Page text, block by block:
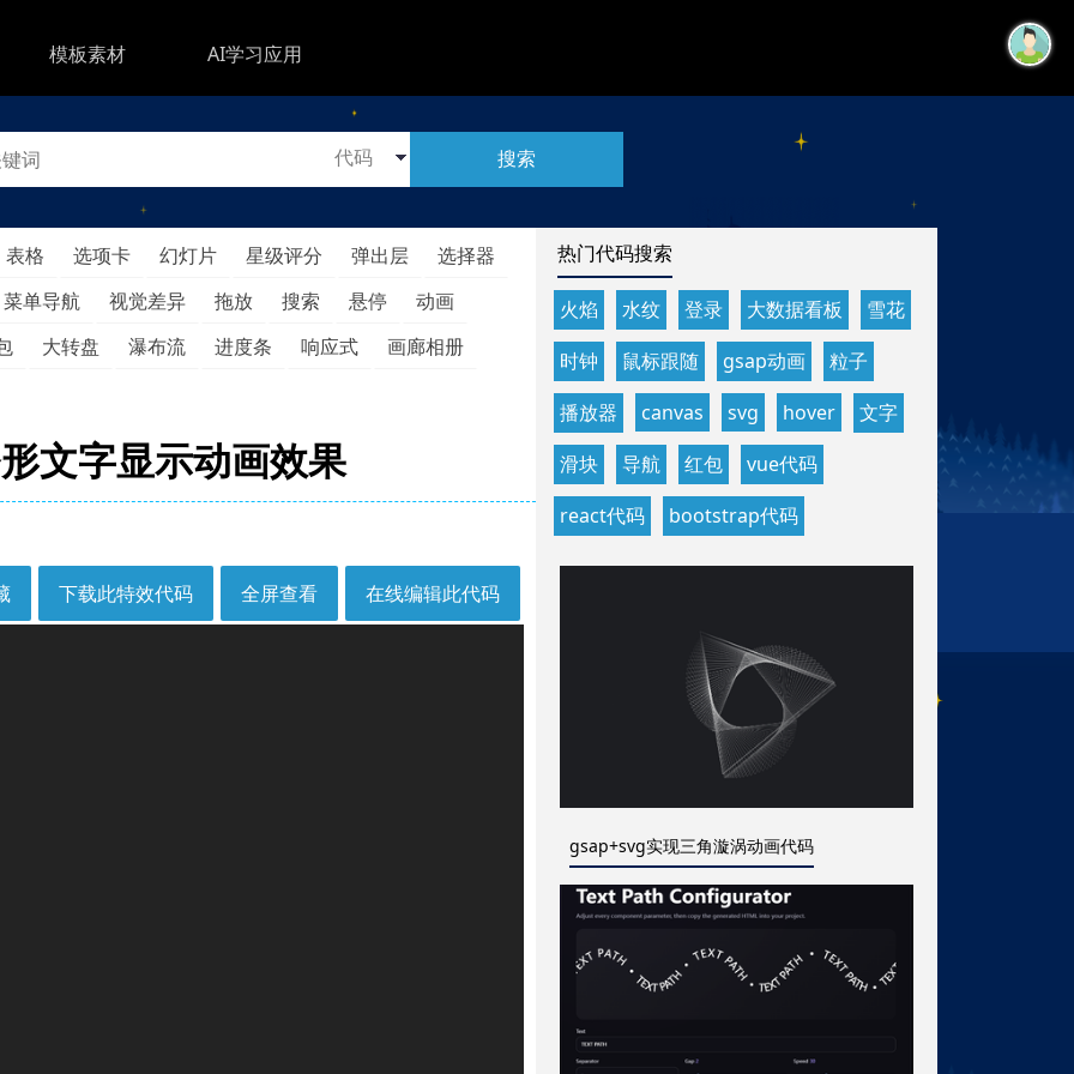
模板素材 AI学习应用
搜索
表格 选项卡 幻灯片 星级评分 弹出层
选择器
菜单导航
视觉差异 拖放 搜索 悬停
动画
大转盘 瀑布流 进度条 响应式 画廊相册
文字显示动画效果
在线编辑此代码
全屏查看
下载此特效代码
热门代码搜索
火焰 水纹 登录 大数据看板
雪花
时钟
鼠标跟随 gsap动画
粒子
播放器
canvas svg hover
文字
滑块
导航 红包
vue代码
react代码
bootstrap代码
gsap+svg实现三角漩涡动画代码